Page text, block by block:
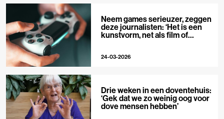
Neem games serieuzer, zeggen
deze journalisten: ‘Het is een
kunstvorm, net als film of
24-03-2026
Drie weken in een doventehuis:
‘Gek dat we zo weinig oog voor
dove mensen hebben’